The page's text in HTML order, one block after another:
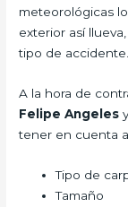
meteorológicas
exterior así
tipo de accidente.
A la hora de
Felipe Angeles
tener en cuenta
Tipo de
Tamaño